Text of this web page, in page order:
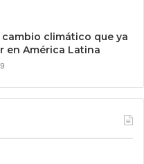
climático que ya
en América Latina